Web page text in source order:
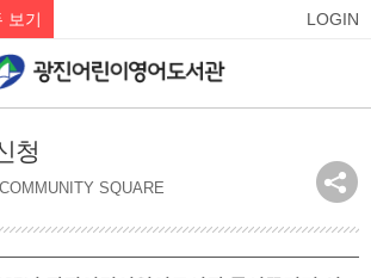
보기 LOGIN
청
SQUARE